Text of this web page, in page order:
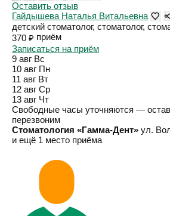
Оставить отзыв
Гайдышева Наталья Витальевна
детский стоматолог, стоматолог,
370 ₽ приём
Записаться на приём
9 авг Вс
10 авг Пн
11 авг Вт
12 авг Ср
13 авг Чт
Свободные часы уточняются —
перезвоним
Стоматология «Гамма-Дент» ул.
и ещё 1 место приёма